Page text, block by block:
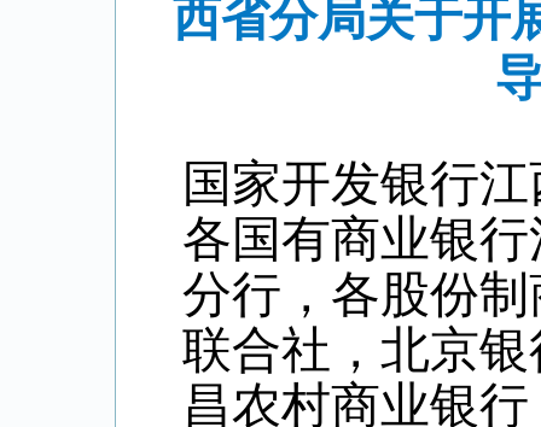
西省分局关于开
国家开发银行
各国有商业银
分行，各股份
联合社，北京
昌农村商业银